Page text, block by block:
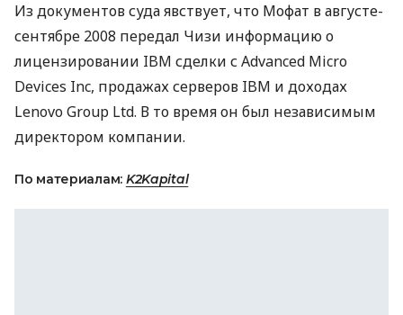
Из документов суда явствует, что Мофат в августе-
сентябре 2008 передал Чизи информацию о
лицензировании IBM сделки с Advanced Micro
Devices Inc, продажах серверов IBM и доходах
Lenovo Group Ltd. В то время он был независимым
директором компании.
По материалам: K2Kapital